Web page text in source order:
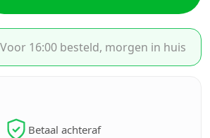
Voor 16:00 besteld, morgen in huis
Betaal achteraf